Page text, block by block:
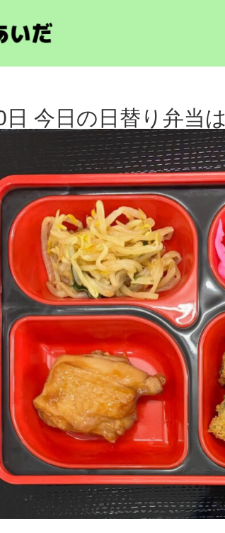
日 今日の日替り弁当は